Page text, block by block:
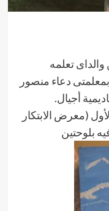
تعلمه
دعاء منصور
أجيال.
(معرض الابتكار
بلوحتين